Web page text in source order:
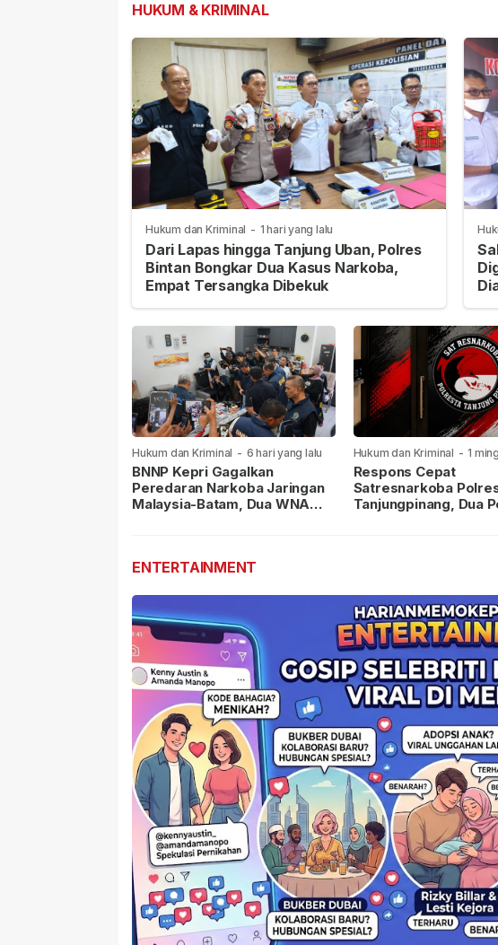
HUKUM & KRIMINAL
Hukum dan Kriminal - 1 hari yang lalu
Dari Lapas hingga Tanjung Uban, Polres
Bintan Bongkar Dua Kasus Narkoba,
Empat Tersangka Dibekuk
Hukum dan Kriminal - 6 hari yang lalu
BNNP Kepri Gagalkan
Peredaran Narkoba Jaringan
Malaysia-Batam, Dua WNA
Hukum dan Kriminal - 1
lalu
Respons Cepat
Satresnarkoba
Tanjungpinang, Dua
ENTERTAINMENT